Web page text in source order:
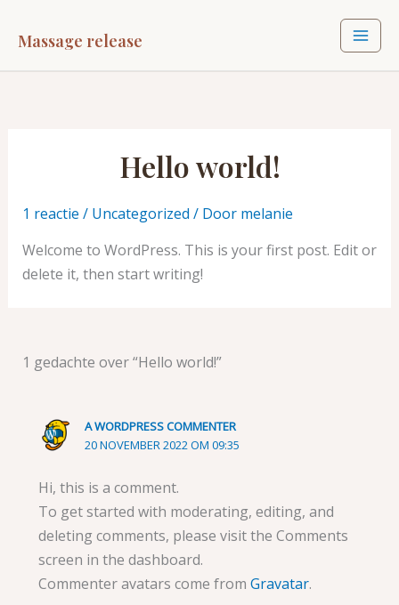
naarMassage release
Hello world!
1 reactie / Uncategorized / Door melanie
Welcome to WordPress. This is your first post. Edit or
delete it, then start writing!
1 gedachte over “Hello world!”
A WORDPRESS COMMENTER
20 NOVEMBER 2022 OM 09:35
Hi, this is a comment.
To get started with moderating, editing, and
deleting comments, please visit the Comments
screen in the dashboard.
Commenter avatars come from Gravatar.